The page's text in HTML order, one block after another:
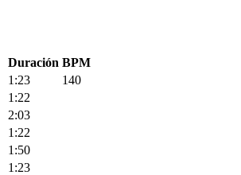
Duración BPM
1:23
140
1:22
2:03
1:22
1:50
1:23